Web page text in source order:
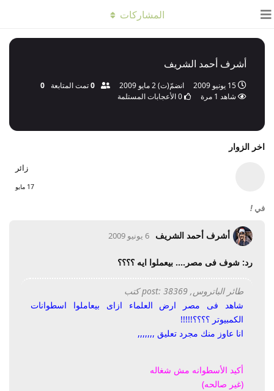
أشرف أحمد الشريف
15 يونيو 2009 انضمّ(ت)2 مايو 2009 0تمت المتابعة
0
شاهد 1 مرة 0الأعجابات المستلمة
المشاركات
اخر الزوار
زائر
17 مايو
في !
أشرف أحمد الشريف 6 يونيو 2009
رد: شوف فى مصر.... بيعملوا ايه ؟؟؟؟
طائر الباتروس, post: 38369 كتب
شاهد فى مصر ارض العلماء ازاى بيعاملوا اسطوانات
الكمبيوتر ؟؟؟؟!!!!!
انا عاوز منك مجرد تعليق ,,,,,,,
أكيد الأسطوانه مش شغاله
(غير صالحه)